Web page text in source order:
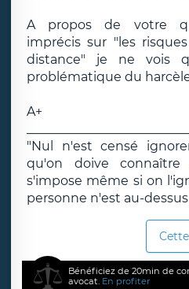
A propos de votre
imprécis sur "les
distance" je ne vois
problématique du
A+
"Nul n'est censé
qu'on doive
s'impose même si on
personne n'est au-dessus
Bénéficiez de 20min de
avocat. En profiter